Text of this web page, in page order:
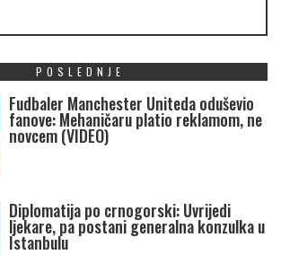
POSLEDNJE
Fudbaler Manchester Uniteda oduševio
fanove: Mehaničaru platio reklamom, ne
novcem (VIDEO)
Diplomatija po crnogorski: Uvrijedi
ljekare, pa postani generalna konzulka u
Istanbulu